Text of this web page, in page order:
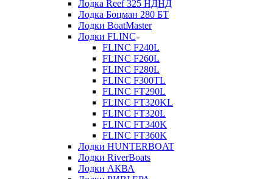
Лодка Reef 325 НДНД
Лодка Боцман 280 БТ
Лодки BoatMaster
Лодки FLINC
FLINC F240L
FLINC F260L
FLINC F280L
FLINC F300TL
FLINC FT290L
FLINC FT320KL
FLINC FT320L
FLINC FT340K
FLINC FT360K
Лодки HUNTERBOAT
Лодки RiverBoats
Лодки АКВА